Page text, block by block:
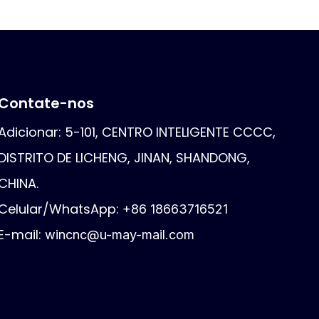
nos
5-101, CENTRO INTELIGENTE CCCC,
DE LICHENG, JINAN, SHANDONG,
WhatsApp: +86 18663716521
mail: wincnc@u-may-mail.com